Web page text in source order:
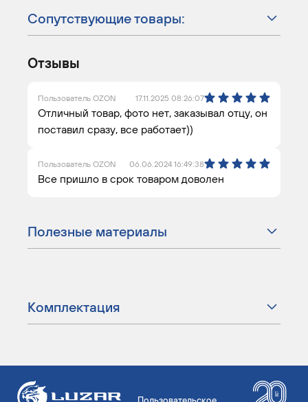
Сопутствующие товары:
Отзывы
Пользователь OZON 17.11.2025 08:26:07
Отличный товар, фото нет, заказывал отцу, он
поставил сразу, все работает))
Пользователь OZON 06.06.2024 16:49:38
Все пришло в срок товаром доволен
Полезные материалы
Комплектация